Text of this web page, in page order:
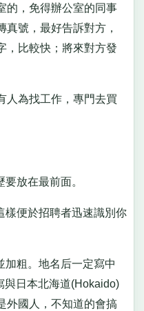
，免得辦公室的同事
號，最好告訴對方，
，比較快；將來對方發
為找工作，專門去買
放在最前面。
便於招聘者迅速識別你
粗。地名后一定寫中
與日本北海道(Hokaido)
外國人，不知道的會搞